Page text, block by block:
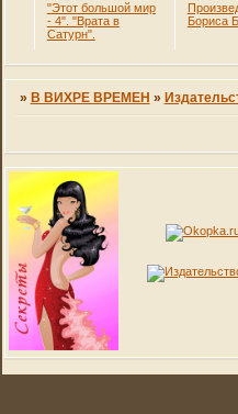
"Этот большой мир
- 4". "Врата в
Сатурн".
Бориса
» В ВИХРЕ ВРЕМЕН »